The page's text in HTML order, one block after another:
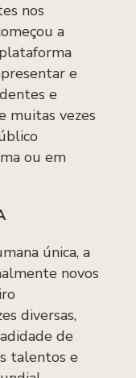
nos
a
e
e
muitas vezes
ou em
única, a
novos
diversas,
de
talentos e